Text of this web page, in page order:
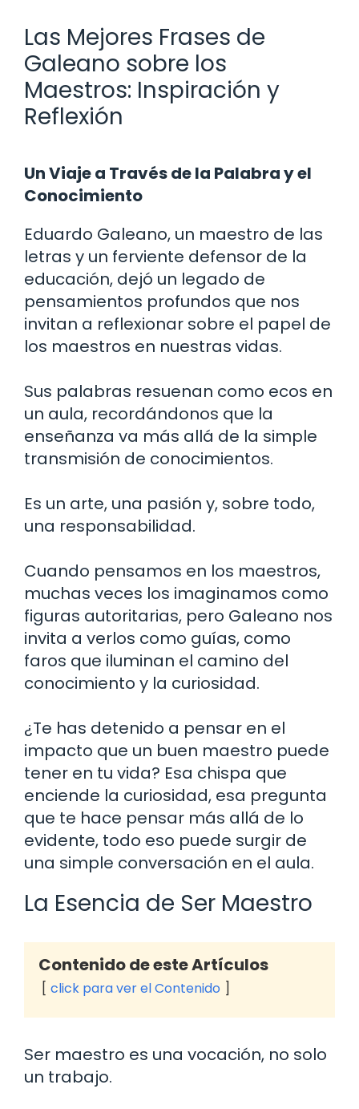
Las Mejores Frases de
Galeano sobre los
Maestros: Inspiración y
Reflexión
Un Viaje a Través de la Palabra y el
Conocimiento
Eduardo Galeano, un maestro de las
letras y un ferviente defensor de la
educación, dejó un legado de
pensamientos profundos que nos
invitan a reflexionar sobre el papel de
los maestros en nuestras vidas.
Sus palabras resuenan como ecos en
un aula, recordándonos que la
enseñanza va más allá de la simple
transmisión de conocimientos.
Es un arte, una pasión y, sobre todo,
una responsabilidad.
Cuando pensamos en los maestros,
muchas veces los imaginamos como
figuras autoritarias, pero Galeano nos
invita a verlos como guías, como
faros que iluminan el camino del
conocimiento y la curiosidad.
¿Te has detenido a pensar en el
impacto que un buen maestro puede
tener en tu vida? Esa chispa que
enciende la curiosidad, esa pregunta
que te hace pensar más allá de lo
evidente, todo eso puede surgir de
una simple conversación en el aula.
La Esencia de Ser Maestro
Contenido de este Artículos
click para ver el Contenido
Ser maestro es una vocación, no solo
un trabajo.